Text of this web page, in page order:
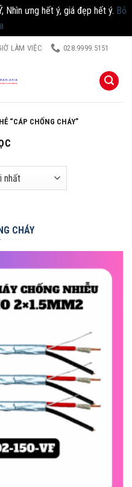
Nhìn ưng hết ý, giá đẹp hết ý. Bỏ
LÀM VIỆC 028.9999.5151
“CÁP CHỐNG CHÁY”
CHÁY